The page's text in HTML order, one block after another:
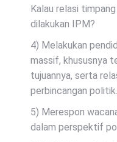
Kalau relasi
dilakukan IPM?
4) Melakukan
massif, khususnya
tujuannya, serta
perbincangan politik.
5) Merespon
dalam perspektif